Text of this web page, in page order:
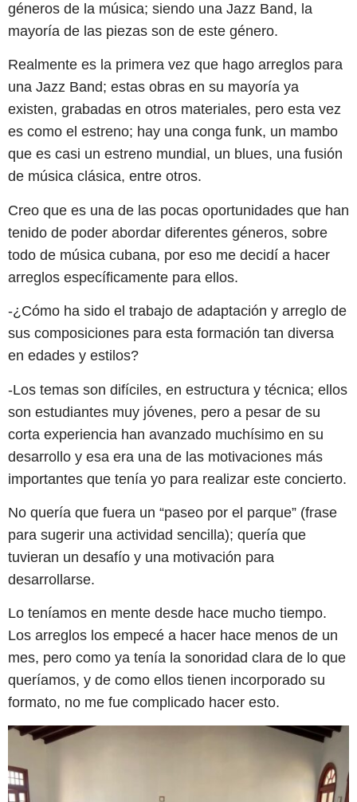
géneros de la música; siendo una Jazz Band, la
mayoría de las piezas son de este género.
Realmente es la primera vez que hago arreglos para
una Jazz Band; estas obras en su mayoría ya
existen, grabadas en otros materiales, pero esta vez
es como el estreno; hay una conga funk, un mambo
que es casi un estreno mundial, un blues, una fusión
de música clásica, entre otros.
Creo que es una de las pocas oportunidades que han
tenido de poder abordar diferentes géneros, sobre
todo de música cubana, por eso me decidí a hacer
arreglos específicamente para ellos.
-¿Cómo ha sido el trabajo de adaptación y arreglo de
sus composiciones para esta formación tan diversa
en edades y estilos?
-Los temas son difíciles, en estructura y técnica; ellos
son estudiantes muy jóvenes, pero a pesar de su
corta experiencia han avanzado muchísimo en su
desarrollo y esa era una de las motivaciones más
importantes que tenía yo para realizar este concierto.
No quería que fuera un “paseo por el parque” (frase
para sugerir una actividad sencilla); quería que
tuvieran un desafío y una motivación para
desarrollarse.
Lo teníamos en mente desde hace mucho tiempo.
Los arreglos los empecé a hacer hace menos de un
mes, pero como ya tenía la sonoridad clara de lo que
queríamos, y de como ellos tienen incorporado su
formato, no me fue complicado hacer esto.